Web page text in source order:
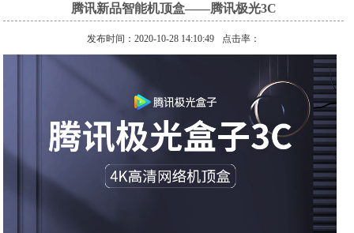
腾讯新品智能机顶盒——腾讯极光3C
发布时间：2020-10-28 14:10:49 点击率：